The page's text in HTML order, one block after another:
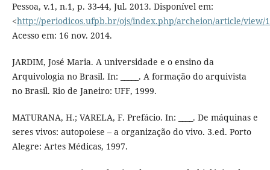
Pessoa, v.1, n.1, p. 33-44, Jul. 2013. Disponível em:
<http://periodicos.ufpb.br/ojs/index.php/archeion/article/view/
Acesso em: 16 nov. 2014.
JARDIM, José Maria. A universidade e o ensino da
Arquivologia no Brasil. In: _____. A formação do arquivista
no Brasil. Rio de Janeiro: UFF, 1999.
MATURANA, H.; VARELA, F. Prefácio. In: ____. De máquinas e
seres vivos: autopoiese – a organização do vivo. 3.ed. Porto
Alegre: Artes Médicas, 1997.